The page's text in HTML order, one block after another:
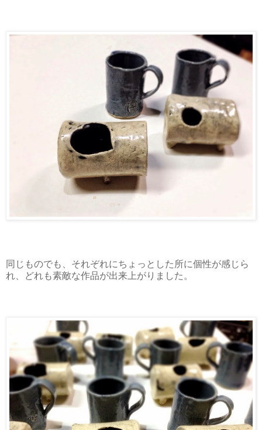
同じものでも、それぞれにちょっとした所に個性が感じら
れ、どれも素敵な作品が出来上がりました。